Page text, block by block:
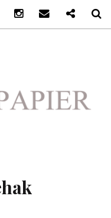
Twitter InstagramEmail Ko-Fi